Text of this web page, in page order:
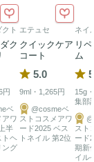
ト
ク
円
ベ
アワ
半
トヘ
ング
エテュセ
クイックケア
コート
5.0
9ml・1,265円
@cosmeベ
ストコスメアワ
ード2025 ベス
トネイル 第2位
ネイ
リ
ム
15g
集部
スト
ード
期新
イル